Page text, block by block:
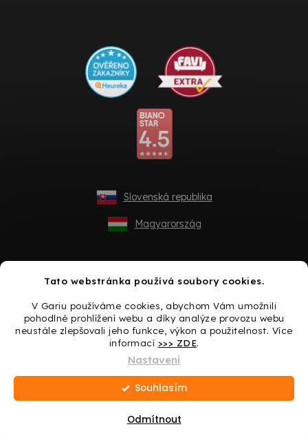
Tato webstránka používá soubory cookies.
V Gariu používáme cookies, abychom Vám umožnili
pohodlné prohlížení webu a díky analýze provozu webu
neustále zlepšovali jeho funkce, výkon a použitelnost. Více
informací >>> ZDE.
Nastavení
Odmítnout
Souhlasím
Dárek ke každému nákupu -> Udělejte si radost ještě
Slovenská republika
Magyarország
Vytvořil Shoptet
Copyright 2026Gario.cz. Všechna práva vyhrazena.Upravit
nastavení cookies